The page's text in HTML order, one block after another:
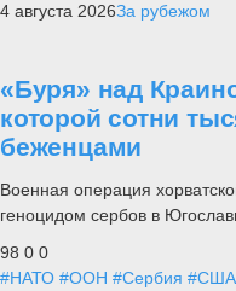
4 августа 2026За рубежом
«Буря» над
которой сотни
беженцами
Военная операция
геноцидом сербов в
98 0 0
#НАТО #ООН #Сербия #США